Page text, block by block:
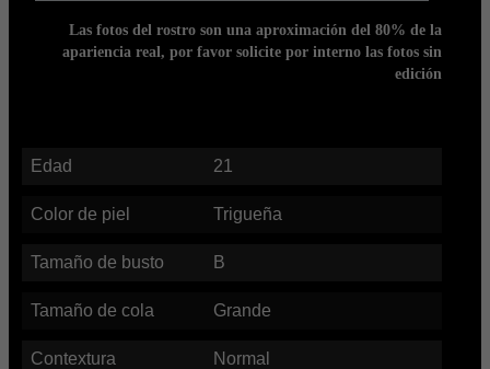
Las fotos del rostro son una aproximación del 80% de la
apariencia real, por favor solicite por interno las fotos sin
edición
Edad 21
Color de piel Trigueña
Tamaño de busto B
Tamaño de cola Grande
Contextura Normal